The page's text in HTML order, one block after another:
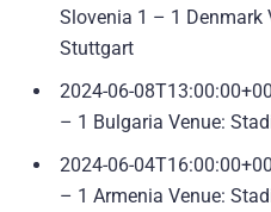
Slovenia 1 – 1 Denmark
Stuttgart
2024-06-
– 1 Bulgaria Venue:
2024-06-
– 1 Armenia Venue: